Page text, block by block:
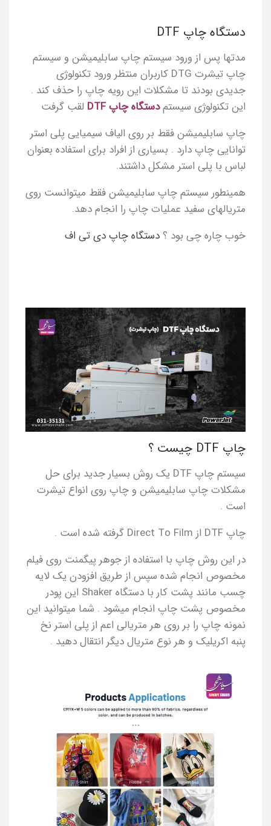
دستگاه چاپ DTF
مدتها پس از ورود سیستم چاپ سابلیمیشن و سیستم
چاپ تیشرت DTG کاربران منتظر ورود تکنولوژی
جدیدی بودند تا مشکلات این رویه چاپ را حذف کند .
این تکنولوژی سیستمدستگاه چاپ DTF
لقب گرفت
چاپ سابلیمیشن فقط بر روی الیاف سیمیایی پلی استر
توانایی چاپ دارد . بسیاری از افراد برای استفاده بعنوان
لباس با پلی استر مشکل داشتند.
همینطور سیستم چاپ سابلیمیشن فقط میتوانست روی
متریالهای سفید عملیات چاپ را انجام دهد.
خوب چاره چی بود ؟دستگاه چاپ دی تی اف
چاپ DTF چیست ؟
سیستم چاپ DTF یک روش بسیار جدید برای حل
مشکلات چاپ سابلیمیشن و چاپ روی انواع تیشرت
است .
چاپ DTF از Direct To Film گرفته شده است .
در این روش چاپ با استفاده از جوهر پیگمنت روی فیلم
مخصوص انجام شده سپس از طریق افزودن یک لایه
چسب مانند پشت کار با دستگاه Shaker این پودر
مخصوص پشت چاپ انجام میشود . شما میتوانید این
نمونه چاپ را بر روی هر متریالی اعم از پلی استر نخ
پنبه اکریلیک و هر نوع متریال دیگر انتقال دهید .